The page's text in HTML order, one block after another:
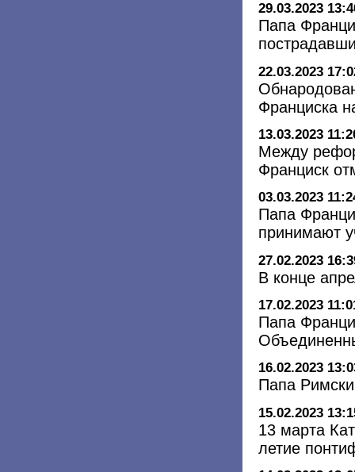
29.03.2023
Папа
22.03.2023
Франциска
13.03.2023
Между
Франциск
03.03.2023
Папа
принимают
27.02.2023
В конце
17.02.2023
Папа
16.02.2023
Папа
15.02.2023
13 марта
летие